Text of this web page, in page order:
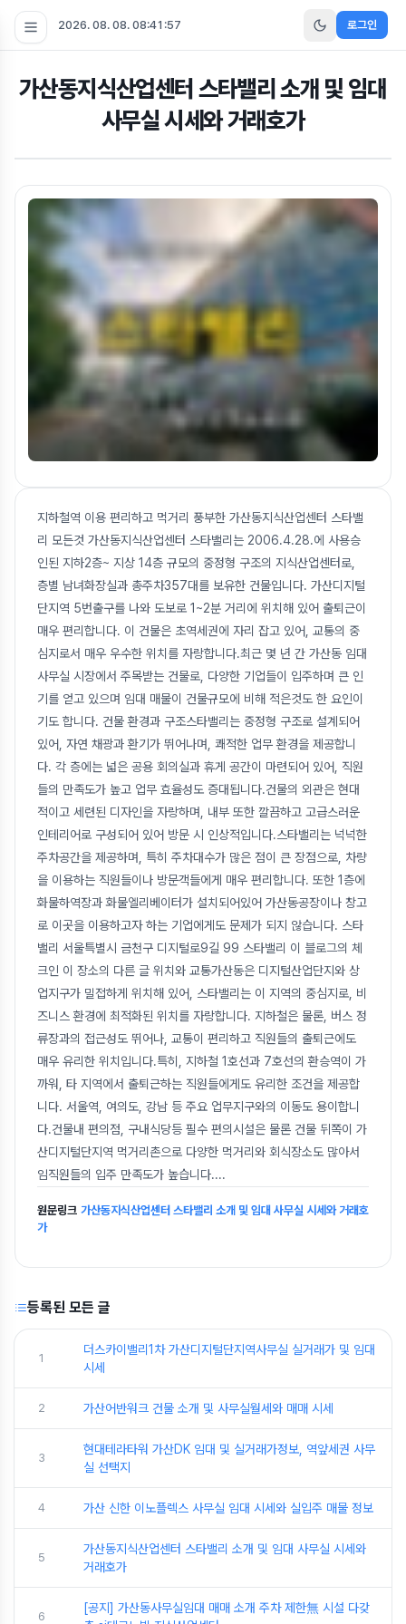
2026. 08. 08. 08:41:57 로그인
가산동지식산업센터 스타밸리 소개 및 임대
사무실 시세와 거래호가
지하철역 이용 편리하고 먹거리 풍부한 가산동지식산업센터 스타밸
리 모든것 가산동지식산업센터 스타밸리는 2006.4.28.에 사용승
인된 지하2층~ 지상 14층 규모의 중정형 구조의 지식산업센터로,
층별 남녀화장실과 총주차357대를 보유한 건물입니다. 가산디지털
단지역 5번출구를 나와 도보로 1~2분 거리에 위치해 있어 출퇴근이
매우 편리합니다. 이 건물은 초역세권에 자리 잡고 있어, 교통의 중
심지로서 매우 우수한 위치를 자랑합니다.최근 몇 년 간 가산동 임대
사무실 시장에서 주목받는 건물로, 다양한 기업들이 입주하며 큰 인
기를 얻고 있으며 임대 매물이 건물규모에 비해 적은것도 한 요인이
기도 합니다. 건물 환경과 구조스타밸리는 중정형 구조로 설계되어
있어, 자연 채광과 환기가 뛰어나며, 쾌적한 업무 환경을 제공합니
다. 각 층에는 넓은 공용 회의실과 휴게 공간이 마련되어 있어, 직원
들의 만족도가 높고 업무 효율성도 증대됩니다.건물의 외관은 현대
적이고 세련된 디자인을 자랑하며, 내부 또한 깔끔하고 고급스러운
인테리어로 구성되어 있어 방문 시 인상적입니다.스타밸리는 넉넉한
주차공간을 제공하며, 특히 주차대수가 많은 점이 큰 장점으로, 차량
을 이용하는 직원들이나 방문객들에게 매우 편리합니다. 또한 1층에
화물하역장과 화물엘리베이터가 설치되어있어 가산동공장이나 창고
로 이곳을 이용하고자 하는 기업에게도 문제가 되지 않습니다. 스타
밸리 서울특별시 금천구 디지털로9길 99 스타밸리 이 블로그의 체
크인 이 장소의 다른 글 위치와 교통가산동은 디지털산업단지와 상
업지구가 밀접하게 위치해 있어, 스타밸리는 이 지역의 중심지로, 비
즈니스 환경에 최적화된 위치를 자랑합니다. 지하철은 물론, 버스 정
류장과의 접근성도 뛰어나, 교통이 편리하고 직원들의 출퇴근에도
매우 유리한 위치입니다.특히, 지하철 1호선과 7호선의 환승역이 가
까워, 타 지역에서 출퇴근하는 직원들에게도 유리한 조건을 제공합
니다. 서울역, 여의도, 강남 등 주요 업무지구와의 이동도 용이합니
다.건물내 편의점, 구내식당등 필수 편의시설은 물론 건물 뒤쪽이 가
산디지털단지역 먹거리촌으로 다양한 먹거리와 회식장소도 많아서
임직원들의 입주 만족도가 높습니다....
원문링크 가산동지식산업센터 스타밸리 소개 및 임대 사무실 시세와 거래호
가
등록된 모든 글
1
더스카이밸리1차 가산디지털단지역사무실 실거래가 및 임대
시세
2 가산어반워크 건물 소개 및 사무실월세와 매매 시세
3
현대테라타워 가산DK 임대 및 실거래가정보, 역앞세권 사무
실 선택지
4 가산 신한 이노플렉스 사무실 임대 시세와 실입주 매물 정보
5
가산동지식산업센터 스타밸리 소개 및 임대 사무실 시세와
거래호가
6
[공지] 가산동사무실임대 매매 소개 주차 제한無 시설 다갖